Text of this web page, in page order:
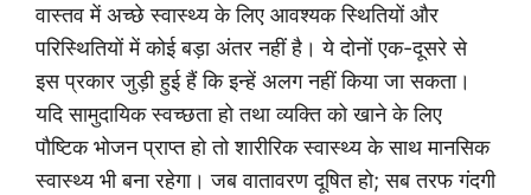
वास्तव में अच्छे स्वास्थ्य के लिए आवश्यक स्थितियों और
परिस्थितियों में कोई बड़ा अंतर नहीं है। ये दोनों एक-दूसरे से
इस प्रकार जुड़ी हुई हैं कि इन्हें अलग नहीं किया जा सकता।
यदि सामुदायिक स्वच्छता हो तथा व्यक्ति को खाने के लिए
पौष्टिक भोजन प्राप्त हो तो शारीरिक स्वास्थ्य के साथ मानसिक
स्वास्थ्य भी बना रहेगा। जब वातावरण दूषित हो; सब तरफ गंदगी